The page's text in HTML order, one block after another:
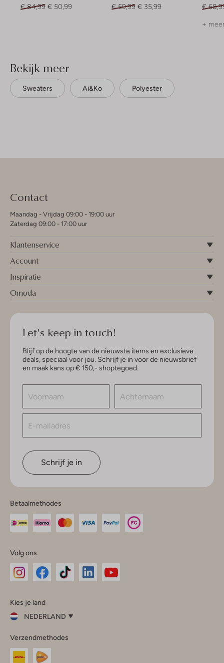
€ 84,99 € 50,99
€ 59,99 € 35,99
€
+
Bekijk meer
Sweaters Ai&ko Polyester
Contact
Maandag - Vrijdag 09:00 - 19:00 uur
Zaterdag 09:00 - 17:00 uur
Klantenservice
Account
Inspiratie
Omoda
Let's keep in touch!
Blijf op de hoogte van de nieuwste items en exclusieve
deals, speciaal voor jou. Schrijf je in voor de nieuwsbrief
en maak kans op € 150,- shoptegoed.
Schrijf je in
Betaalmethodes
Volg ons
InstagramFacebook
Kies je land
NEDERLAND
je
land
Verzendmethodes